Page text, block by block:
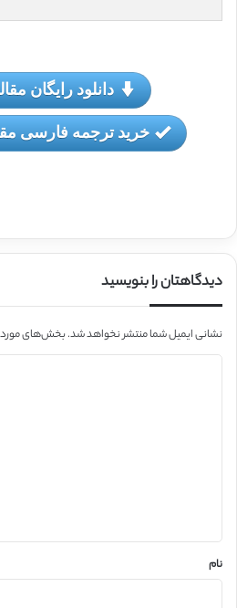
دانلود رایگان
خرید ترجمه فارسی
دیدگاهتان را بنویسید
نشانی ایمیل شما منتشر نخواهد شد.بخش‌های
نام